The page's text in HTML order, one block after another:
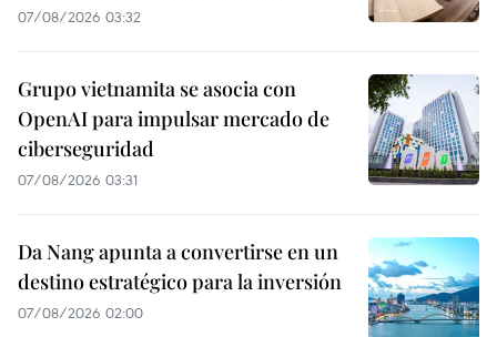
07/08/2026 03:32
Grupo vietnamita se asocia con
OpenAI para impulsar mercado de
ciberseguridad
07/08/2026 03:31
Da Nang apunta a convertirse en un
destino estratégico para la inversión
07/08/2026 02:00